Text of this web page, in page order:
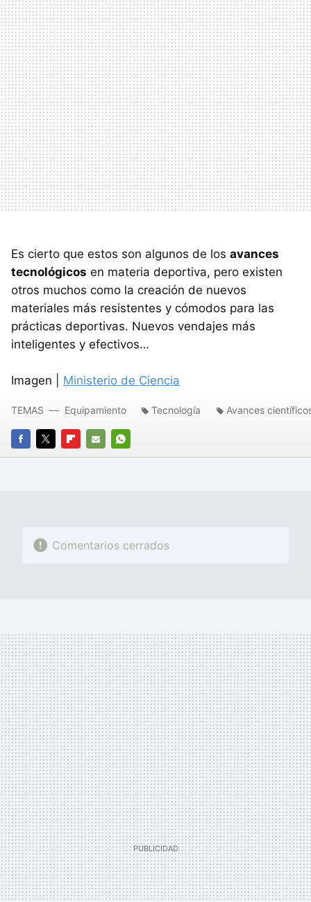
Es cierto que estos son algunos de los avances
tecnológicos en materia deportiva, pero existen
otros muchos como la creación de nuevos
materiales más resistentes y cómodos para las
prácticas deportivas. Nuevos vendajes más
inteligentes y efectivos…
Imagen | Ministerio de Ciencia
FACEBOOK
TWITTERFLIPBOARD
E-
WHATSAPP
TEMAS Equipamiento Tecnología Avances
Comentarios cerrados